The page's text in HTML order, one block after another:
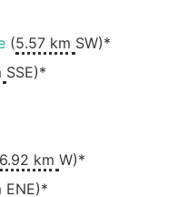
(5.57 km SW)*
SSE)*
6.92 km W)*
ENE)*